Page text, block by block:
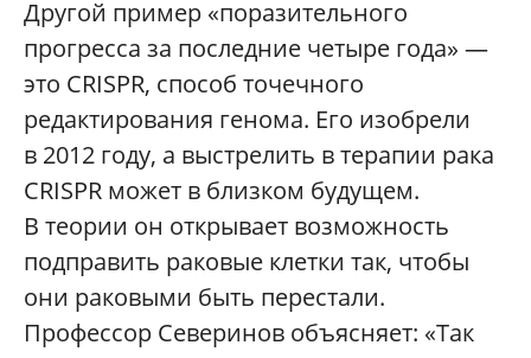
Другой пример «поразительного
прогресса за последние четыре года» —
это CRISPR, способ точечного
редактирования генома. Его изобрели
в 2012 году, а выстрелить в терапии рака
CRISPR может в близком будущем.
В теории он открывает возможность
подправить раковые клетки так, чтобы
они раковыми быть перестали.
Профессор Северинов объясняет: «Так